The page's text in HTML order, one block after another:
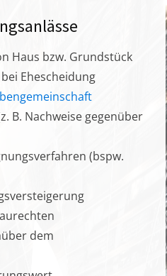
Haus bzw. Grundstück
Ehescheidung
B. Nachweise gegenüber
(bspw.
dem